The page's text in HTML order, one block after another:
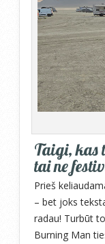
Taigi, kas
tai ne
Prieš
– bet joks
radau! Turbūt
Burning Man